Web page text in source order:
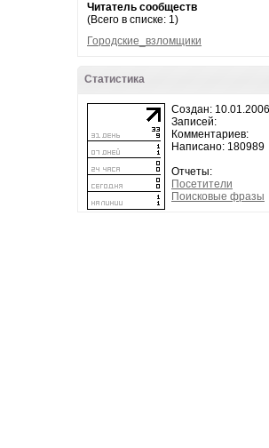
Читатель сообществ
(Всего в списке: 1)
Городские_взломщики
Статистика
Создан: 10.01.2006
Записей:
Комментариев:
Написано: 180989
Отчеты:
Посетители
Поисковые фразы